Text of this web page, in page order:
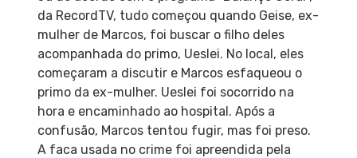
da RecordTV, tudo começou quando Geise, ex-
mulher de Marcos, foi buscar o filho deles
acompanhada do primo, Ueslei. No local, eles
começaram a discutir e Marcos esfaqueou o
primo da ex-mulher. Ueslei foi socorrido na
hora e encaminhado ao hospital. Após a
confusão, Marcos tentou fugir, mas foi preso.
A faca usada no crime foi apreendida pela